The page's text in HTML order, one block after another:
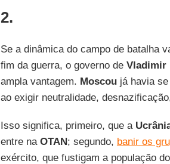
2.
Se a dinâmica do campo de batalha
fim da guerra, o governo deVladimir
ampla vantagem. Moscoujá havia se
ao exigir neutralidade,
Isso significa, primeiro, que a
entre na OTAN; segundo, banir os
exército, que fustigam a população do